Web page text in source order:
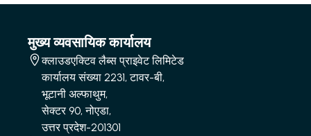
मुख्य व्यवसायिक कार्यालय
क्लाउडएक्टिव लैब्स प्राइवेट लिमिटेड
कार्यालय संख्या 2231, टावर-बी,
भूटानी अल्फाथुम,
सेक्टर 90, नोएडा,
उत्तर प्रदेश-201301